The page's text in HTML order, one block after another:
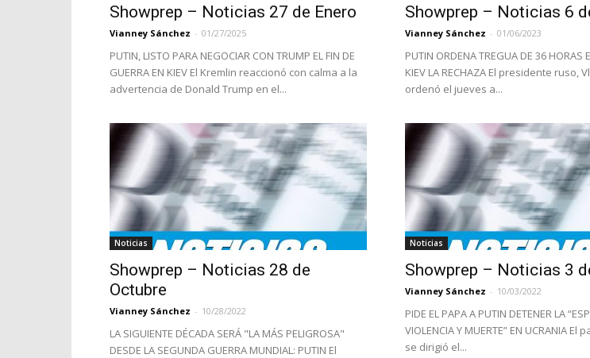
Showprep – Noticias 27 de Enero
Vianney Sánchez - 01/27/2025
PUTIN, LISTO PARA NEGOCIAR CON TRUMP EL FIN DE
GUERRA EN KIEV El Kremlin reaccionó con calma a la
advertencia de Donald Trump en el...
Showprep – Noticias 6
Vianney Sánchez - 01/06/2023
PUTIN ORDENA TREGUA DE 36 HORAS
KIEV LA RECHAZA El presidente ruso,
ordenó el jueves a...
Noticias
Showprep – Noticias 28 de
Octubre
Vianney Sánchez - 10/28/2022
LA SIGUIENTE DÉCADA SERÁ "LA MÁS PELIGROSA"
DESDE LA SEGUNDA GUERRA MUNDIAL: PUTIN El
Noticias
Showprep – Noticias 3
Vianney Sánchez - 10/03/2022
PIDE EL PAPA A PUTIN DETENER LA
VIOLENCIA Y MUERTE” EN UCRANIA El
se dirigió el...